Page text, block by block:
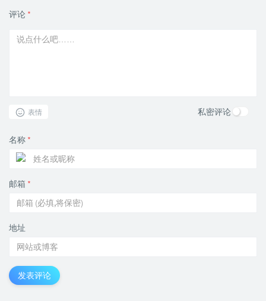
评论 *
表情 私密评论
名称 *
邮箱 *
地址
发表评论